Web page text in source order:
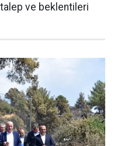
ve beklentileri